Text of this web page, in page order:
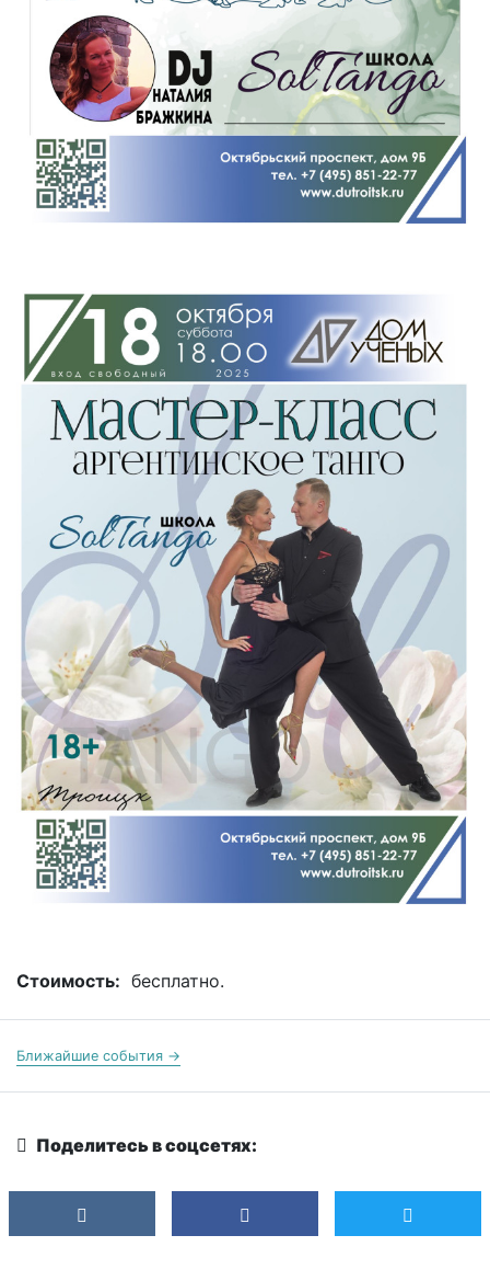
Стоимость: бесплатно.
Ближайшие события →
Поделитесь в соцсетях: